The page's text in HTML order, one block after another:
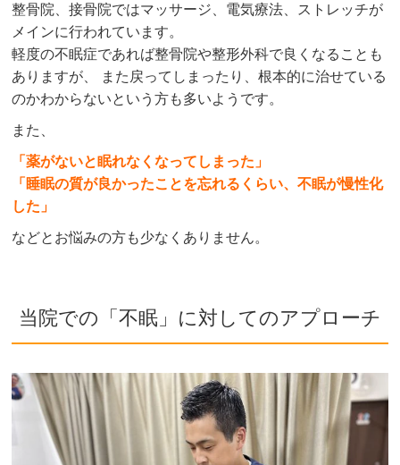
整骨院、接骨院ではマッサージ、電気療法、ストレッチが
メインに行われています。
軽度の不眠症であれば整骨院や整形外科で良くなることも
ありますが、 また戻ってしまったり、根本的に治せている
のかわからないという方も多いようです。
また、
「薬がないと眠れなくなってしまった」
「睡眠の質が良かったことを忘れるくらい、不眠が慢性化
した」
などとお悩みの方も少なくありません。
当院での「不眠」に対してのアプローチ